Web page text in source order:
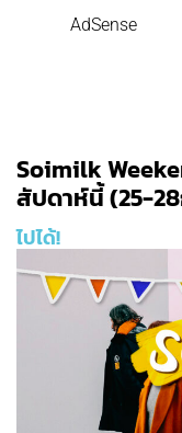
AdSense
Soimilk
สัปดาห์นี้ (25-
ไปได้!